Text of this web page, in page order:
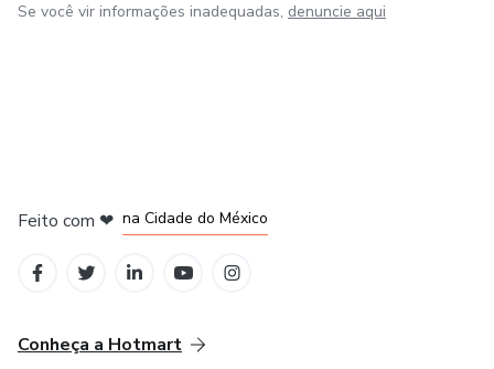
Se você vir informações inadequadas, denuncie aqui
Feito com ❤ na Cidade do México
Conheça a Hotmart